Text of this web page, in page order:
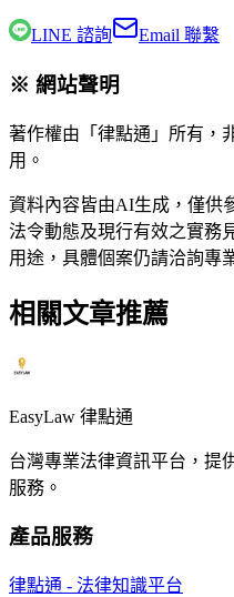
LINE 諮詢 Email 聯繫
※ 網站聲明
著作權由「律點通」所有，
用。
資料內容皆由AI生成，僅供
法令動態及現行有效之實務
用途，具體個案仍請洽詢專
相關文章推薦
EasyLaw 律點通
台灣專業法律資訊平台，提
服務。
產品服務
律點通 - 法律知識平台